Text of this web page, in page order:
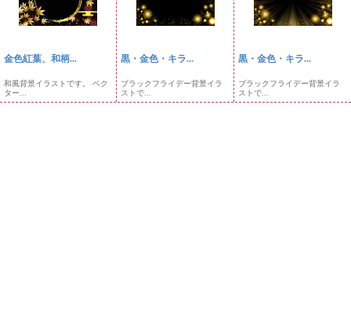
金色紅葉、和柄...
和風背景イラストです。 ベク
ター...
黒・金色・キラ...
ブラックフライデー背景イラ
ストで...
黒・金色・キラ...
ブラックフライデー背景イラ
ストで...